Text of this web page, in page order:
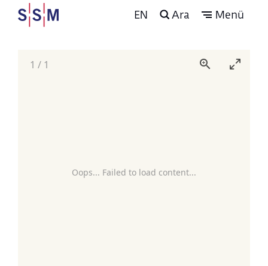
EN Ara Menü
Oops... Failed to load content...
1 / 1